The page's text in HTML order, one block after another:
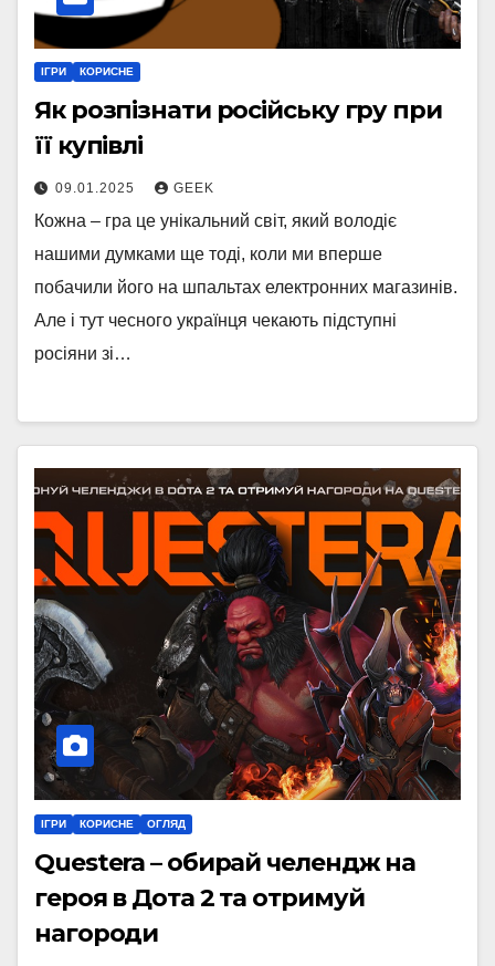
ІГРИ КОРИСНЕ
Як розпізнати російську гру при
її купівлі
09.01.2025 GEEK
Кожна – гра це унікальний світ, який володіє
нашими думками ще тоді, коли ми вперше
побачили його на шпальтах електронних магазинів.
Але і тут чесного українця чекають підступні
росіяни зі…
ІГРИ КОРИСНЕ ОГЛЯД
Questera – обирай челендж на
героя в Дота 2 та отримуй
нагороди